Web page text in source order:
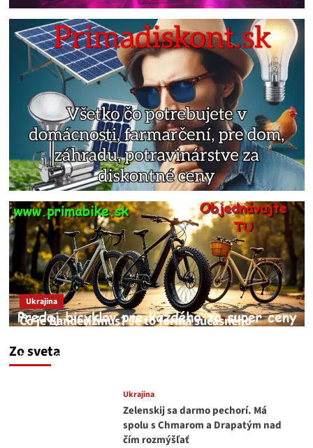
Zo sveta
Ukrajina
Čo je Banderizmus? Je to forma súčasného
feren
Ukrajina
Zelenskij sa darmo pechorí. Má
spolu s Chmarom a Drapatým nad
čím rozmýšľať